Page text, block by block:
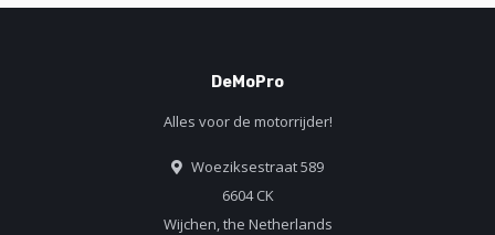
DeMoPro
Alles voor de motorrijder!
Woeziksestraat 589
6604 CK
Wijchen, the Netherlands